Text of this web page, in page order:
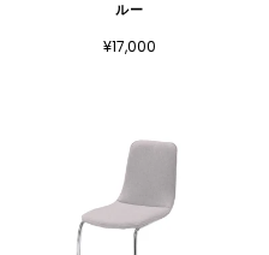
ルー
¥17,000